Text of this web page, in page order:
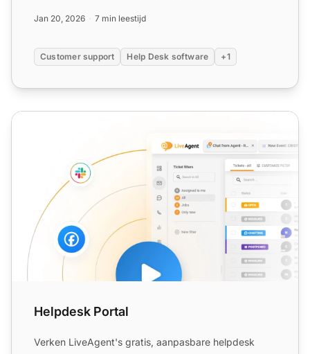
Jan 20, 2026 7 min leestijd
Customer support Help Desk software +1
Helpdesk Portal
Helpdesk Portal
Verken LiveAgent's gratis, aanpasbare helpdesk